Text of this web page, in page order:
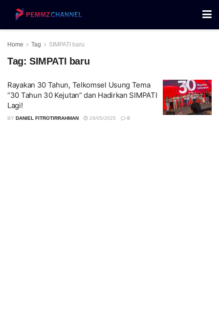
Home Tag SIMPATI baru
Tag: SIMPATI baru
Rayakan 30 Tahun, Telkomsel Usung Tema
“30 Tahun 30 Kejutan” dan Hadirkan SIMPATI
Lagi!
BY DANIEL FITROTIRRAHMAN 29/05/2025 0